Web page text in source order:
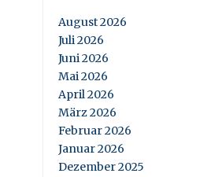
August 2026
Juli 2026
Juni 2026
Mai 2026
April 2026
März 2026
Februar 2026
Januar 2026
Dezember 2025